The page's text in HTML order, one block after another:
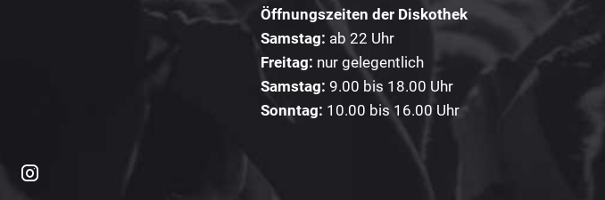
Öffnungszeiten der Diskothek
Samstag: ab 22 Uhr
Freitag: nur gelegentlich
Samstag: 9.00 bis 18.00 Uhr
Sonntag: 10.00 bis 16.00 Uhr